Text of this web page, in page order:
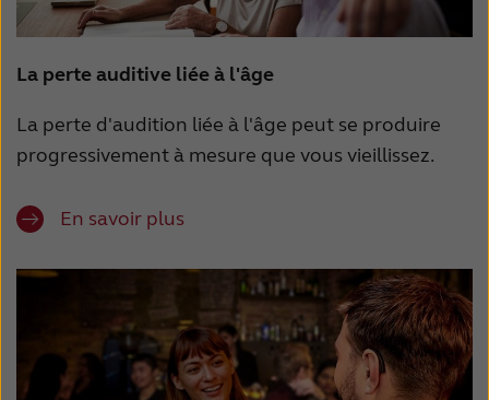
La perte auditive liée à l'âge
La perte d'audition liée à l'âge peut se produire
progressivement à mesure que vous vieillissez.
En savoir plus